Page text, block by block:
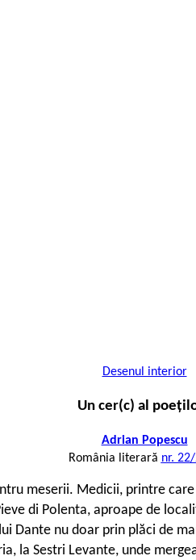
Desenul interior
Un cer(c) al
Adrian Popescu
România literară nr.
meserii. Medicii, printre
di Polenta, aproape de
Dante nu doar prin plăci de
la Sestri Levante, unde